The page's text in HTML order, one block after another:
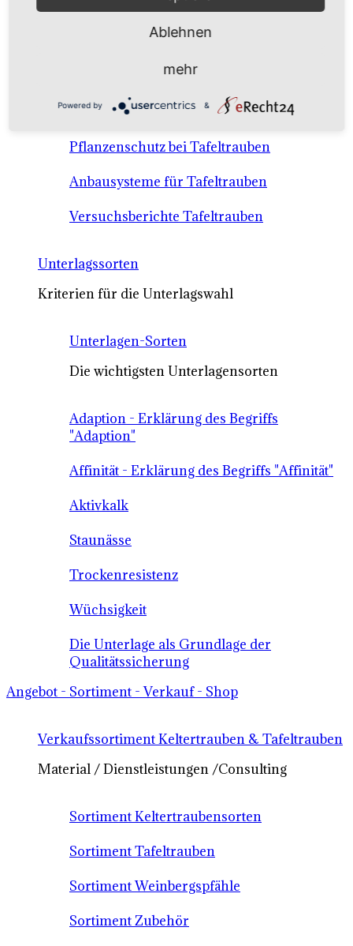
Anbausysteme & Recht
Tafeltrauben A-Z Sortenbeschreibungen
Tafeltraubenanbau - rechtliche
Voraussetzungen
Pflanzenschutz bei Tafeltrauben
Anbausysteme für Tafeltrauben
Versuchsberichte Tafeltrauben
Unterlagssorten
Kriterien für die Unterlagswahl
Unterlagen-Sorten
Die wichtigsten Unterlagensorten
Adaption - Erklärung des Begriffs
"Adaption"
Affinität - Erklärung des Begriffs "Affinität"
Aktivkalk
Staunässe
Trockenresistenz
Wüchsigkeit
Die Unterlage als Grundlage der
Qualitätssicherung
Angebot - Sortiment - Verkauf - Shop
Verkaufssortiment Keltertrauben & Tafeltrauben
Material / Dienstleistungen /Consulting
Sortiment Keltertraubensorten
Sortiment Tafeltrauben
Sortiment Weinbergspfähle
Sortiment Zubehör
Ablehnen
mehr
Powered by &